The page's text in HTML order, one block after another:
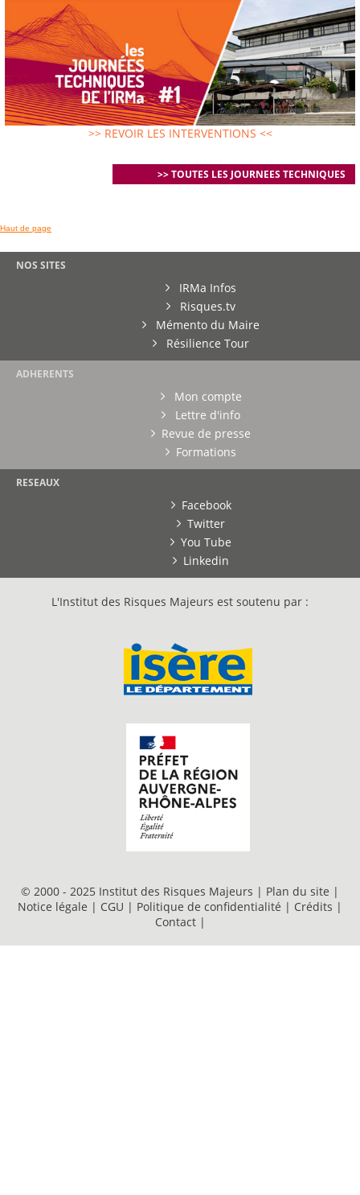
>> REVOIR LES INTERVENTIONS <<
>> TOUTES LES JOURNEES TECHNIQUES
Haut de page
NOS SITES
IRMa Infos
Risques.tv
Mémento du Maire
Résilience Tour
ADHERENTS
Mon compte
Lettre d'info
Revue de presse
Formations
RESEAUX
Facebook
Twitter
You Tube
Linkedin
L'Institut des Risques Majeurs est soutenu par :
© 2000 - 2025 Institut des Risques Majeurs | Plan du site |
Notice légale | CGU | Politique de confidentialité | Crédits |
Contact |